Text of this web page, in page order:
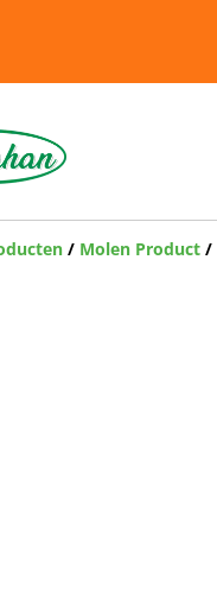
/ Molen Product /